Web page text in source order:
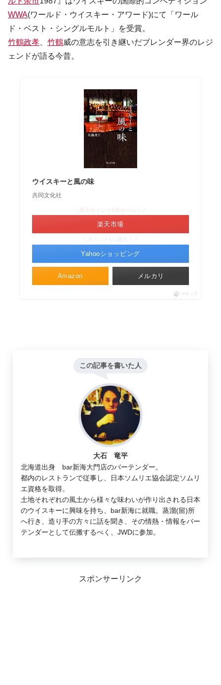
WWA(ワールド・ウイスキー・アワード)にて「ワール
ド・ベスト・シングルモルト」を受賞。
竹鶴政孝
竹鶴威の意志を引き継いだブレンダー界のレジ
ェンドが語る今昔。
ウイスキーと風の味
共同文化社
Amazon
楽天市場
Yahooショッピング
メルカリ
ポチップ
この記事を書いた人
大石 竜平
北海道出身 bar新海大門店のバーテンダー。
都内のレストランで従事し、日本ソムリエ協会認定ソムリ
エ資格を取得。
土地それぞれの風土から様々な味わいが作り出される日本
のウイスキーに興味を持ち、bar新海に就職。蒸溜(留)所
へ行き、造り手の方々に話を聞き、その情熱・情報をバー
テンダーとして伝搬するべく、JWDに参加。
スポンサーリンク